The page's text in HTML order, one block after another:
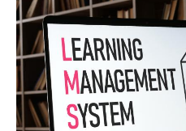
導入事例
お役立ち資料一覧